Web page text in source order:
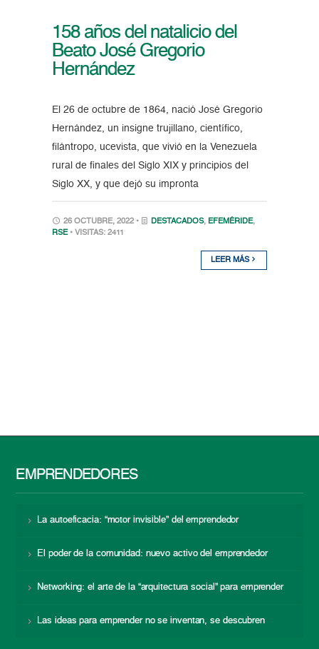
158 años del natalicio del
Beato José Gregorio
Hernández
El 26 de octubre de 1864, nació José Gregorio
Hernández, un insigne trujillano, científico,
filántropo, ucevista, que vivió en la Venezuela
rural de finales del Siglo XIX y principios del
Siglo XX, y que dejó su impronta
26 OCTUBRE, 2022 • DESTACADOS, EFEMÉRIDE,
RSE • VISITAS: 2411
LEER MÁS
EMPRENDEDORES
La autoeficacia: “motor invisible” del emprendedor
El poder de la comunidad: nuevo activo del emprendedor
Networking: el arte de la “arquitectura social” para emprender
Las ideas para emprender no se inventan, se descubren